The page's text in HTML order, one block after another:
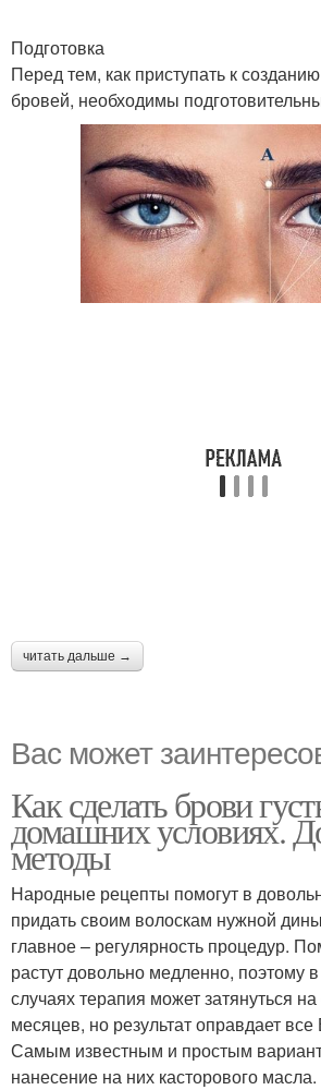
Подготовка
Перед тем, как приступать к
бровей, необходимы
читать дальше →
Вас может
Как сделать брови
домашних условиях.
методы
Народные рецепты помогут в
придать своим волоскам нужной
главное – регулярность процедур.
растут довольно медленно, поэтому
случаях терапия может затянуться
месяцев, но результат оправдает
Самым известным и простым
нанесение на них касторового масла.